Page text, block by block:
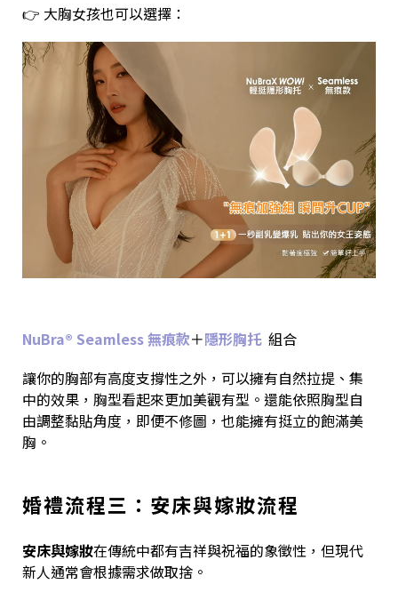
👉 大胸女孩也可以選擇：
NuBra® Seamless 無痕款＋隱形胸托組合
讓你的胸部有高度支撐性之外，可以擁有自然拉提、集
中的效果，胸型看起來更加美觀有型。還能依照胸型自
由調整黏貼角度，即便不修圖，也能擁有挺立的飽滿美
胸。
婚禮流程三：安床與嫁妝流程
安床與嫁妝在傳統中都有吉祥與祝福的象徵性，但現代
新人通常會根據需求做取捨。